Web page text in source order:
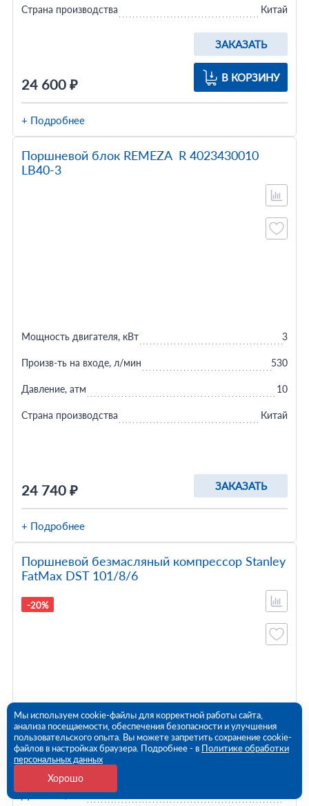
24 600 ₽
ЗАКАЗАТЬ
В КОРЗИНУ
Страна производства Китай
+ Подробнее
Поршневой блок REMEZA R 4023430010
LB40-3
24 740 ₽ ЗАКАЗАТЬ
Мощность двигателя, кВт 3
Произв-ть на входе, л/мин 530
Давление, атм 10
Страна производства Китай
+ Подробнее
Поршневой безмасляный компрессор Stanley
FatMax DST 101/8/6
-20%
Мощность двигателя, кВт 0.75
Произв-ть на входе, л/мин
Давление, атм
Мы используем cookie-файлы для корректной работы сайта,
анализа посещаемости, обеспечения безопасности и улучшения
пользовательского опыта. Вы можете запретить сохранение cookie-
файлов в настройках браузера. Подробнее - в Политике обработки
персональных данных
Хорошо